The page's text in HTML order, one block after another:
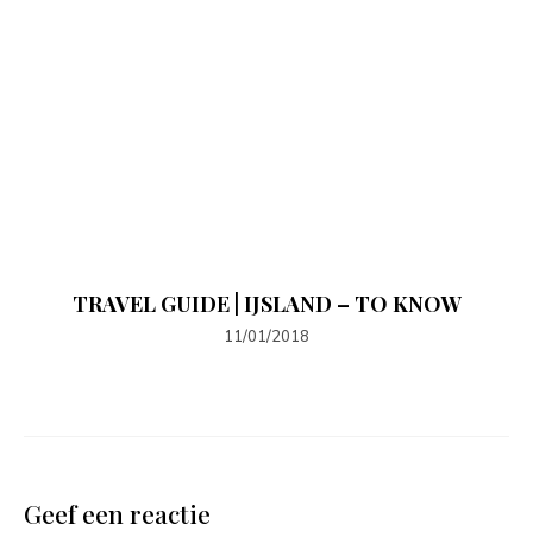
TRAVEL GUIDE | IJSLAND – TO KNOW
11/01/2018
Geef een reactie